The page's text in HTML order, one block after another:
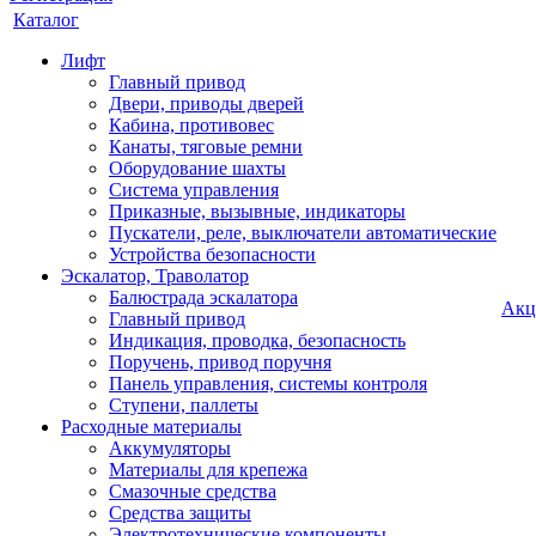
Каталог
Лифт
Главный привод
Двери, приводы дверей
Кабина, противовес
Канаты, тяговые ремни
Оборудование шахты
Система управления
Приказные, вызывные, индикаторы
Пускатели, реле, выключатели автоматические
Устройства безопасности
Эскалатор, Траволатор
Балюстрада эскалатора
Главный привод
Индикация, проводка, безопасность
Поручень, привод поручня
Панель управления, системы контроля
Ступени, паллеты
Расходные материалы
Аккумуляторы
Материалы для крепежа
Смазочные средства
Средства защиты